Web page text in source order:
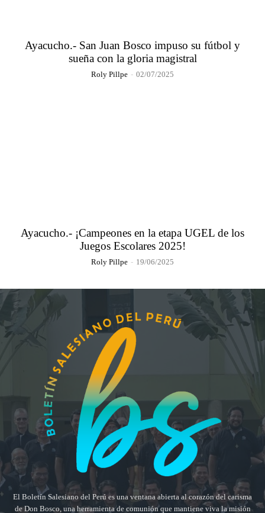
Ayacucho.- San Juan Bosco impuso su fútbol y
sueña con la gloria magistral
Roly Pillpe - 02/07/2025
Ayacucho.- ¡Campeones en la etapa UGEL de los
Juegos Escolares 2025!
Roly Pillpe - 19/06/2025
El Boletín Salesiano del Perú es una ventana abierta al corazón del carisma
de Don Bosco, una herramienta de comunión que mantiene viva la misión